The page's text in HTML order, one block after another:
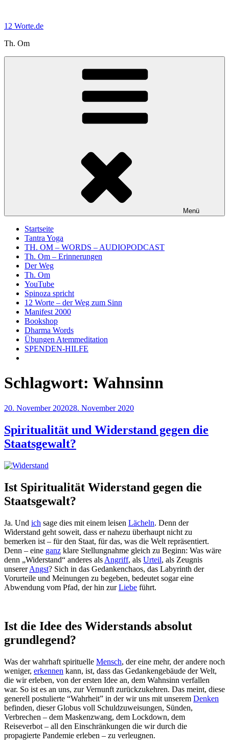
springen
12 Worte.de
Th. Om
Menü
Startseite
Tantra Yoga
TH. OM – WORDS – AUDIOPODCAST
Th. Om – Erinnerungen
Der Weg
Th. Om
YouTube
Spinoza spricht
12 Worte – der Weg zum Sinn
Manifest 2000
Bookshop
Dharma Words
Übungen Atemmeditation
SPENDEN-HILFE
Schlagwort: Wahnsinn
Veröffentlicht
20. November 202028. November 2020
Spiritualität und Widerstand gegen die
Staatsgewalt?
Ist Spiritualität Widerstand gegen die
Staatsgewalt?
Ja. Und ich sage dies mit einem leisen Lächeln. Denn der
Widerstand geht soweit, dass er nahezu überhaupt nicht zu
bemerken ist – für den Staat, für das, was die Welt repräsentiert.
Denn – eine ganz klare Stellungnahme gleich zu Beginn: Was wäre
denn „Widerstand“ anderes als Angriff, als Urteil, als Zeugnis
unsererAngst? Sich in das Gedankenchaos, das Labyrinth der
Vorurteile und Meinungen zu begeben, bedeutet sogar eine
Abwendung vom Pfad, der hin zurLiebe führt.
Ist die Idee des Widerstands absolut
grundlegend?
Was der wahrhaft spirituelle Mensch, der eine mehr, der andere noch
weniger, erkennen kann, ist, dass das Gedankengebäude der Welt,
die wir erleben, von der ersten Idee an, dem Wahnsinn verfallen
war. So ist es an uns, zur Vernunft zurückzukehren. Das meint, diese
generell postulierte “Wahrheit” in der wir uns mit unserem Denken
befinden, dieser Globus voll Schuldzuweisungen, Sünden,
Verbrechen – dem Maskenzwang, dem Lockdown, dem
Reiseverbot – all den Einschränkungen die wir durch die
propagierte Pandemie erleben – zu verleugnen.